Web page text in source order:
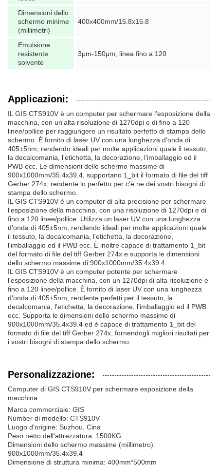
Dimensioni dello
schermo minime
(millimetri)
400x400mm/15.8x15.8
Emulsione
resistente
solvente
3μm-150μm, linea fino a 120
Applicazioni:
IL GIS CTS910V è un computer per schermare l'esposizione della
macchina, con un'alta risoluzione di 1270dpi e di fino a 120
linee/pollice per raggiungere un risultato perfetto di stampa dello
schermo. È fornito di laser UV con una lunghezza d'onda di
405±5nm, rendendo ideali per molte applicazioni quale il tessuto,
la decalcomania, l'etichetta, la decorazione, l'imballaggio ed il
PWB ecc. Le dimensioni dello schermo massime di
900x1000mm/35.4x39.4, supportano 1_bit il formato di file del tiff
Gerber 274x, rendente lo perfetto per c'è ne dei vostri bisogni di
stampa dello schermo.
IL GIS CTS910V è un computer di alta precisione per schermare
l'esposizione della macchina, con una risoluzione di 1270dpi e di
fino a 120 linee/pollice. Utilizza un laser UV con una lunghezza
d'onda di 405±5nm, rendendo ideali per molte applicazioni quale
il tessuto, la decalcomania, l'etichetta, la decorazione,
l'imballaggio ed il PWB ecc. È inoltre capace di trattamento 1_bit
del formato di file del tiff Gerber 274x e supporta le dimensioni
dello schermo massime di 900x1000mm/35.4x39.4.
IL GIS CTS910V è un computer potente per schermare
l'esposizione della macchina, con un 1270dpi di alta risoluzione e
fino a 120 linee/pollice. È fornito di laser UV con una lunghezza
d'onda di 405±5nm, rendente perfetti per il tessuto, la
decalcomania, l'etichetta, la decorazione, l'imballaggio ed il PWB
ecc. Supporta le dimensioni dello schermo massime di
900x1000mm/35.4x39.4 ed è capace di trattamento 1_bit del
formato di file del tiff Gerber 274x, fornendogli migliori risultati per
i vostri bisogni di stampa dello schermo.
Personalizzazione:
Computer di GIS CTS910V per schermare esposizione della
macchina
Marca commerciale: GIS
Number di modello: CTS910V
Luogo d'origine: Suzhou, Cina
Peso netto dell'attrezzatura: 1500KG
Dimensioni dello schermo massime (millimetro):
900x1000mm/35.4x39.4
Dimensione di struttura minima: 400mm*500mm